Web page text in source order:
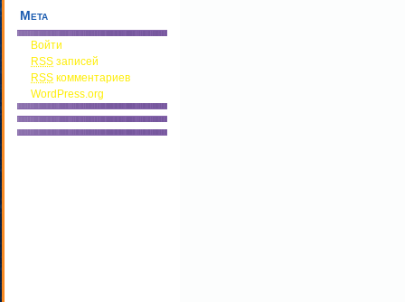
Мета
Войти
RSS записей
RSS комментариев
WordPress.org